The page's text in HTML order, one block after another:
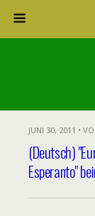
JUNI 30, 2011 •
(Deutsch)
Esperanto"